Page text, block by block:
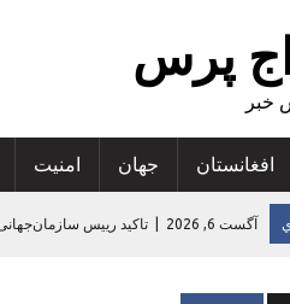
پرس
خبر
افغانستان جهان امنيت
آگست 6, 2026 تاکید رییس